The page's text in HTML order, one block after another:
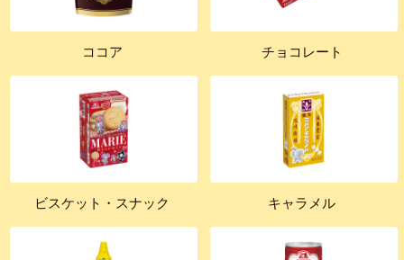
ココア チョコレート
ビスケット・スナック キャラメル